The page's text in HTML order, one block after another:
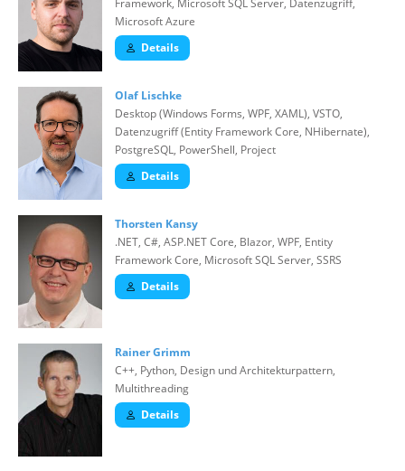
Framework, Microsoft SQL Server, Datenzugriff,
Microsoft Azure
Details
Olaf Lischke
Desktop (Windows Forms, WPF, XAML), VSTO,
Datenzugriff (Entity Framework Core, NHibernate),
PostgreSQL, PowerShell, Project
Details
Thorsten Kansy
.NET, C#, ASP.NET Core, Blazor, WPF, Entity
Framework Core, Microsoft SQL Server, SSRS
Details
Rainer Grimm
C++, Python, Design und Architekturpattern,
Multithreading
Details